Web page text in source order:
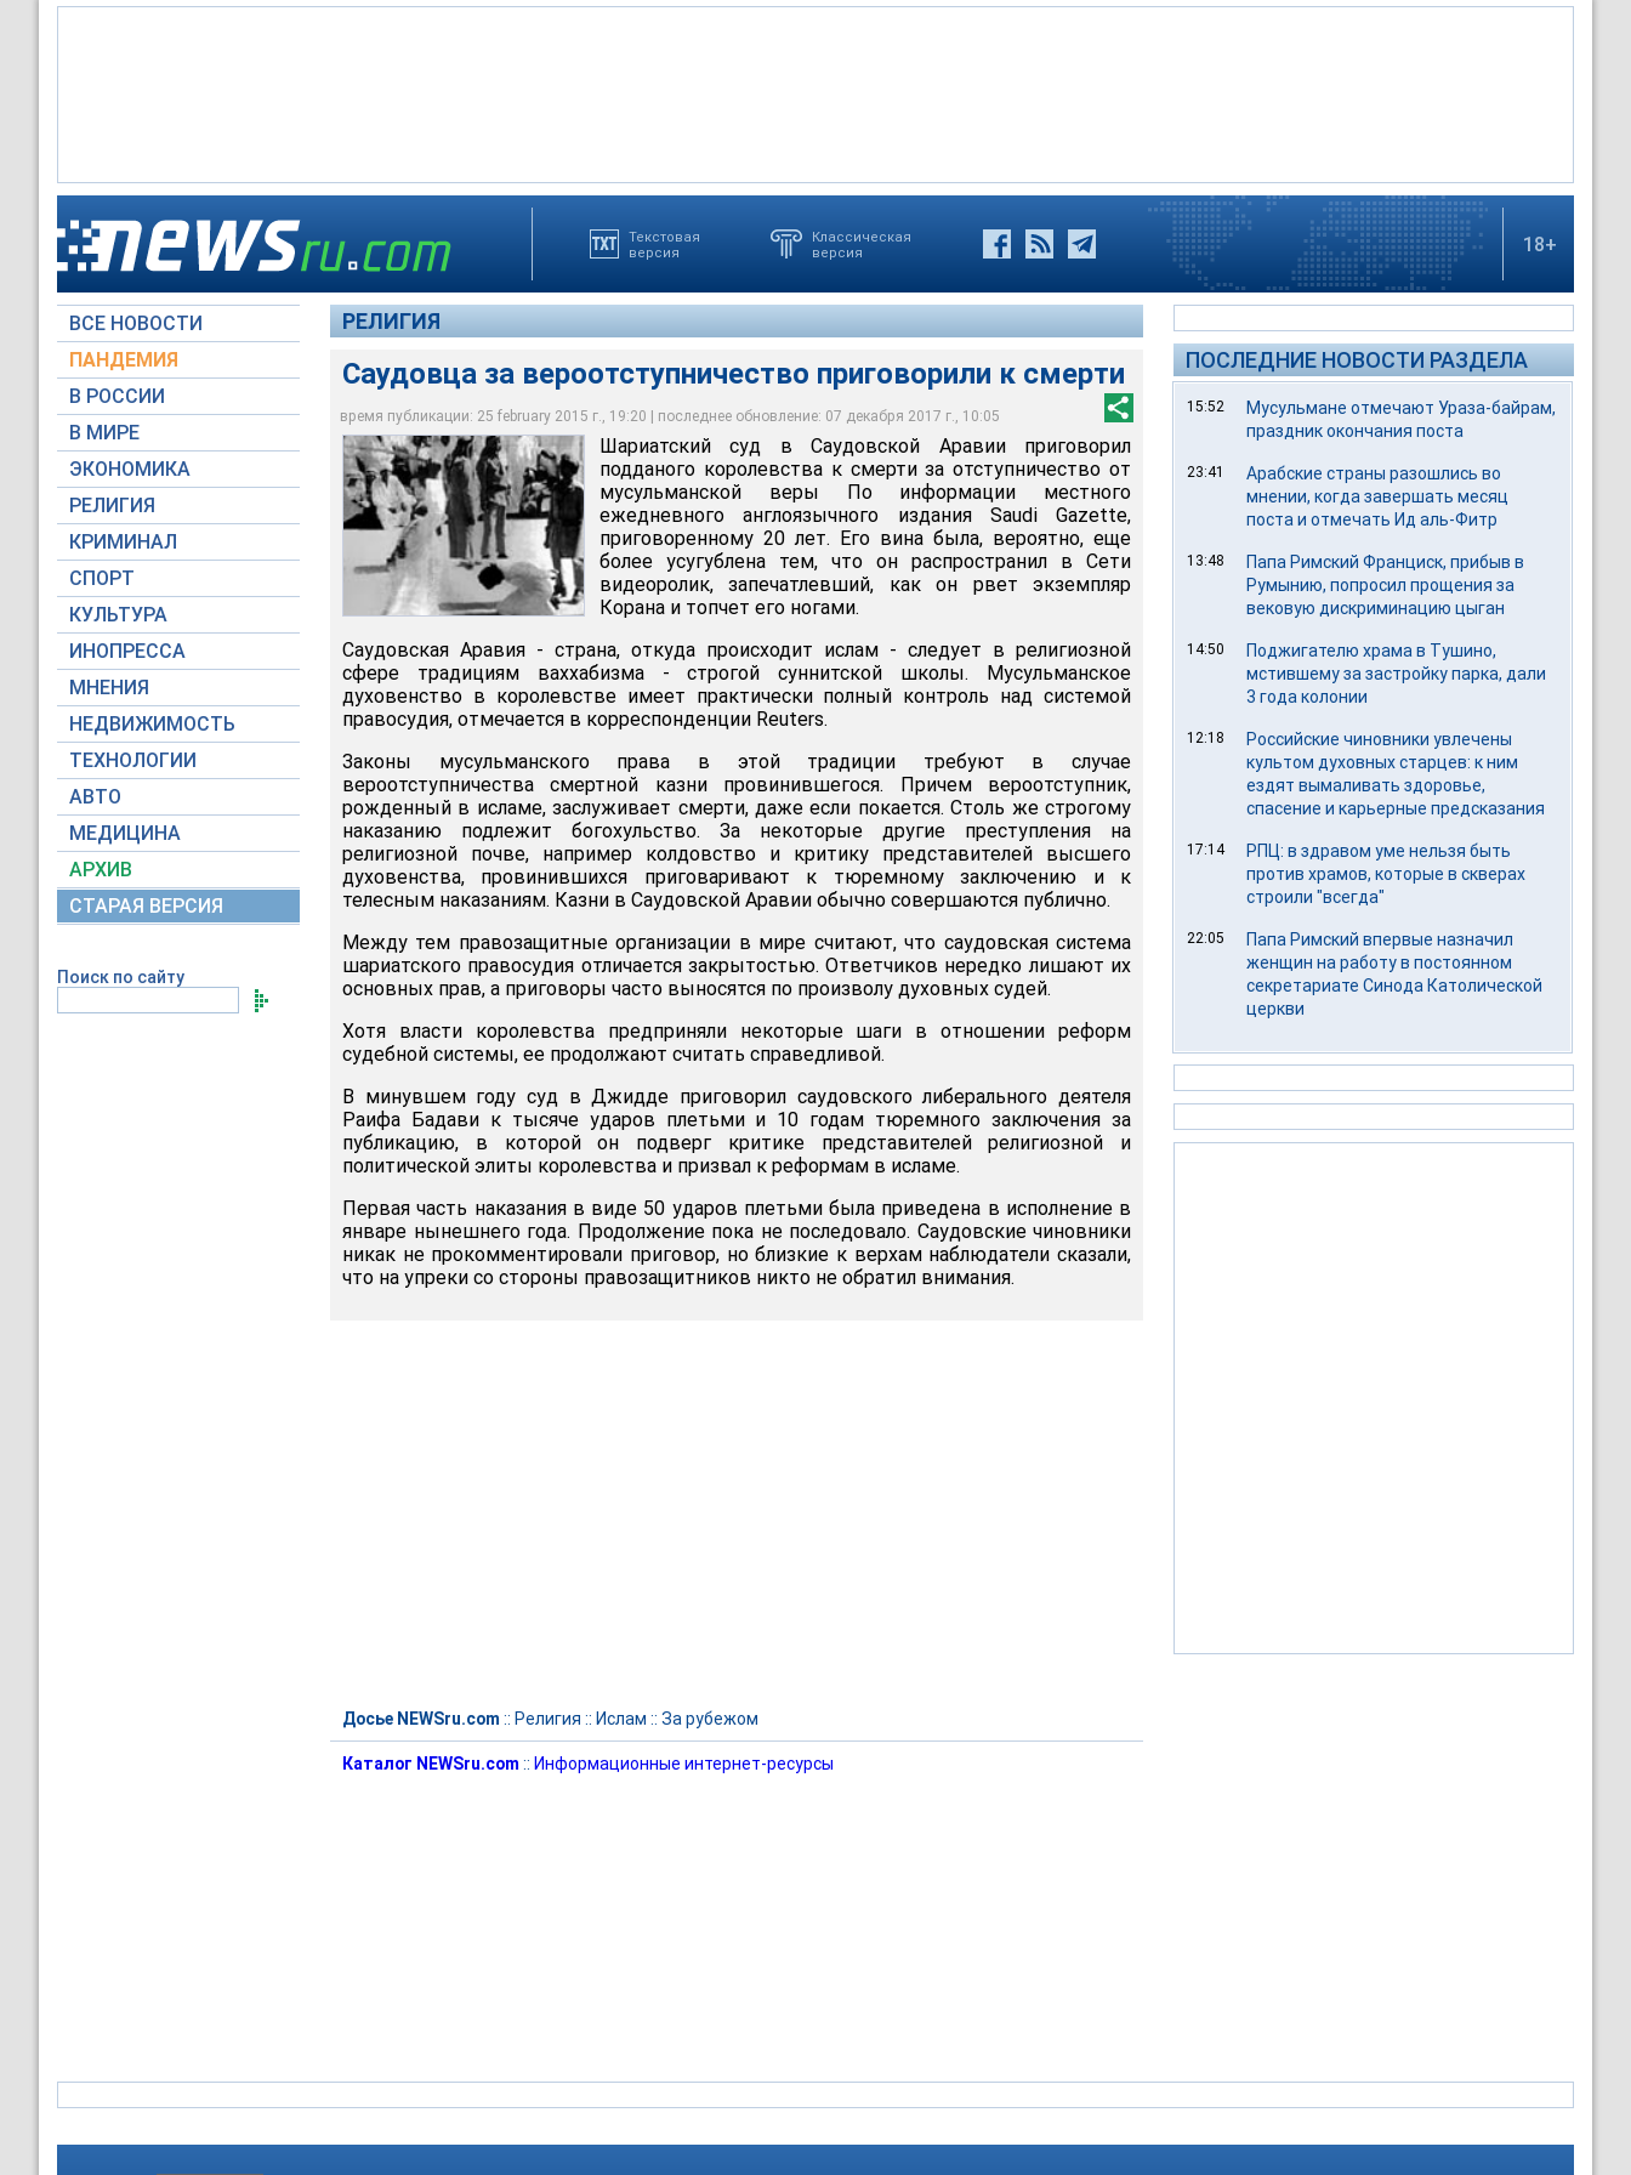
Текстовая
версия
Классическая
версия
18+
ВСЕ НОВОСТИ
ПАНДЕМИЯ
В РОССИИ
В МИРЕ
ЭКОНОМИКА
РЕЛИГИЯ
КРИМИНАЛ
СПОРТ
КУЛЬТУРА
ИНОПРЕССА
МНЕНИЯ
НЕДВИЖИМОСТЬ
ТЕХНОЛОГИИ
АВТО
МЕДИЦИНА
АРХИВ
СТАРАЯ ВЕРСИЯ
Поиск по сайту
РЕЛИГИЯ
Саудовца за вероотступничество приговорили к смерти
время публикации: 25 february 2015 г., 19:20 | последнее обновление: 07 декабря 2017 г., 10:05
Саудовца за вероотступничество приговорили к смерти
Архив NEWSru.com
Шариатский суд в Саудовской Аравии приговорил
подданого королевства к смерти за отступничество от
мусульманской веры По информации местного
ежедневного англоязычного издания Saudi Gazette,
приговоренному 20 лет. Его вина была, вероятно, еще
более усугублена тем, что он распространил в Сети
видеоролик, запечатлевший, как он рвет экземпляр
Корана и топчет его ногами.
Саудовская Аравия - страна, откуда происходит ислам - следует в религиозной
сфере традициям ваххабизма - строгой суннитской школы. Мусульманское
духовенство в королевстве имеет практически полный контроль над системой
правосудия, отмечается в корреспонденции Reuters.
Законы мусульманского права в этой традиции требуют в случае
вероотступничества смертной казни провинившегося. Причем вероотступник,
рожденный в исламе, заслуживает смерти, даже если покается. Столь же строгому
наказанию подлежит богохульство. За некоторые другие преступления на
религиозной почве, например колдовство и критику представителей высшего
духовенства, провинившихся приговаривают к тюремному заключению и к
телесным наказаниям. Казни в Саудовской Аравии обычно совершаются публично.
Между тем правозащитные организации в мире считают, что саудовская система
шариатского правосудия отличается закрытостью. Ответчиков нередко лишают их
основных прав, а приговоры часто выносятся по произволу духовных судей.
Хотя власти королевства предприняли некоторые шаги в отношении реформ
судебной системы, ее продолжают считать справедливой.
В минувшем году суд в Джидде приговорил саудовского либерального деятеля
Раифа Бадави к тысяче ударов плетьми и 10 годам тюремного заключения за
публикацию, в которой он подверг критике представителей религиозной и
политической элиты королевства и призвал к реформам в исламе.
Первая часть наказания в виде 50 ударов плетьми была приведена в исполнение в
январе нынешнего года. Продолжение пока не последовало. Саудовские чиновники
никак не прокомментировали приговор, но близкие к верхам наблюдатели сказали,
что на упреки со стороны правозащитников никто не обратил внимания.
Досье NEWSru.com :: Религия :: Ислам :: За рубежом
Каталог NEWSru.com :: Информационные интернет-ресурсы
ПОСЛЕДНИЕ НОВОСТИ РАЗДЕЛА
15:52
Мусульмане отмечают Ураза-байрам,
праздник окончания поста
23:41
Арабские страны разошлись во
мнении, когда завершать месяц
поста и отмечать Ид аль-Фитр
13:48
Папа Римский Франциск, прибыв в
Румынию, попросил прощения за
вековую дискриминацию цыган
14:50
Поджигателю храма в Тушино,
мстившему за застройку парка, дали
3 года колонии
12:18
Российские чиновники увлечены
культом духовных старцев: к ним
ездят вымаливать здоровье,
спасение и карьерные предсказания
17:14
РПЦ: в здравом уме нельзя быть
против храмов, которые в скверах
строили "всегда"
22:05
Папа Римский впервые назначил
женщин на работу в постоянном
секретариате Синода Католической
церкви